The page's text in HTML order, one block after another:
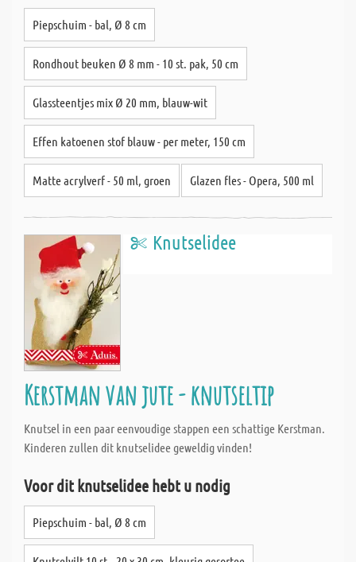
Piepschuim - bal, Ø 8 cm
Rondhout beuken Ø 8 mm - 10 st. pak, 50 cm
Glassteentjes mix Ø 20 mm, blauw-wit
Effen katoenen stof blauw - per meter, 150 cm
Matte acrylverf - 50 ml, groen Glazen fles - Opera, 500 ml
Knutselidee
Kerstman van jute - knutseltip
Knutsel in een paar eenvoudige stappen een schattige Kerstman.
Kinderen zullen dit knutselidee geweldig vinden!
Voor dit knutselidee hebt u nodig
Piepschuim - bal, Ø 8 cm